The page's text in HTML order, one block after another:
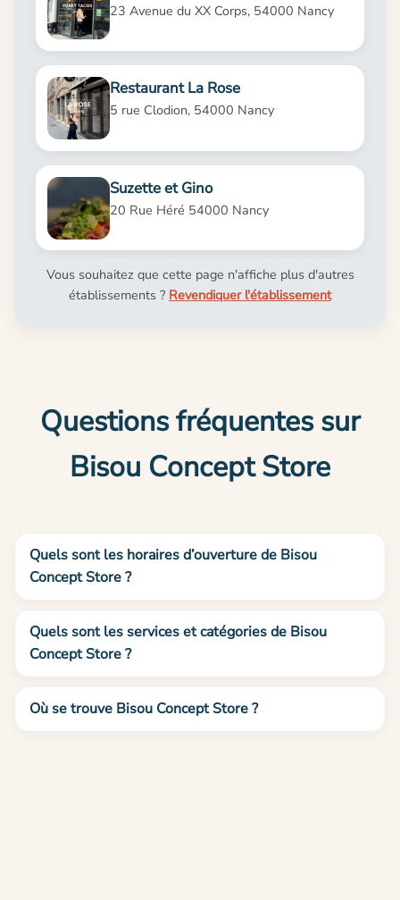
23 Avenue du XX Corps, 54000 Nancy
Restaurant La Rose
5 rue Clodion, 54000 Nancy
Suzette et Gino
20 Rue Héré 54000 Nancy
Vous souhaitez que cette page n'affiche plus d'autres
établissements ? Revendiquer l'établissement
Questions fréquentes sur
Bisou Concept Store
Quels sont les horaires d’ouverture de Bisou
Concept Store ?
Quels sont les services et catégories de Bisou
Concept Store ?
Où se trouve Bisou Concept Store ?